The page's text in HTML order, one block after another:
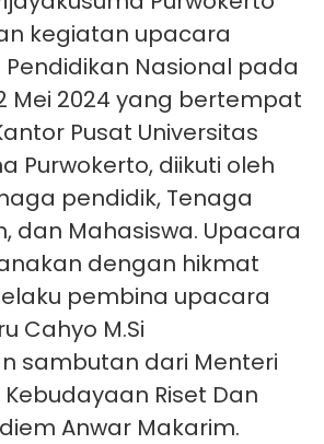
kegiatan upacara
Nasional pada
Mei 2024 yang bertempat
Pusat Universitas
Purwokerto, diikuti oleh
pendidik, Tenaga
dan Mahasiswa. Upacara
dengan hikmat
pembina upacara
Cahyo M.Si
sambutan dari Menteri
Riset Dan
Anwar Makarim.